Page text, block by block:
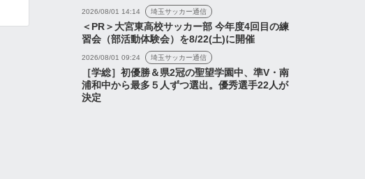
2026/08/01 14:14 埼玉サッカー通信
＜PR＞大宮東高校サッカー部 今年度4回目の練
習会（部活動体験会）を8/22(土)に開催
2026/08/01 09:24 埼玉サッカー通信
［学総］初優勝＆県2冠の聖望学園中、準V・南
浦和中から最多５人ずつ選出。優秀選手22人が
決定